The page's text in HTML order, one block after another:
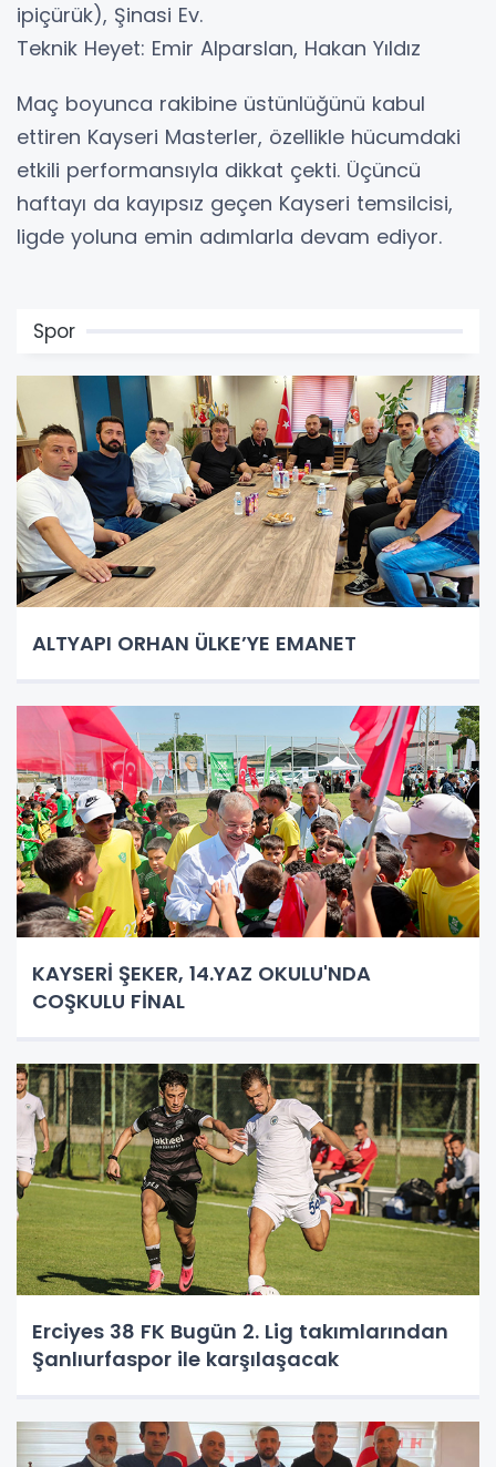
ipiçürük), Şinasi Ev.
Teknik Heyet: Emir Alparslan, Hakan Yıldız
Maç boyunca rakibine üstünlüğünü kabul
ettiren Kayseri Masterler, özellikle hücumdaki
etkili performansıyla dikkat çekti. Üçüncü
haftayı da kayıpsız geçen Kayseri temsilcisi,
ligde yoluna emin adımlarla devam ediyor.
Spor
ALTYAPI ORHAN ÜLKE’YE EMANET
KAYSERİ ŞEKER, 14.YAZ OKULU'NDA
COŞKULU FİNAL
Erciyes 38 FK Bugün 2. Lig takımlarından
Şanlıurfaspor ile karşılaşacak